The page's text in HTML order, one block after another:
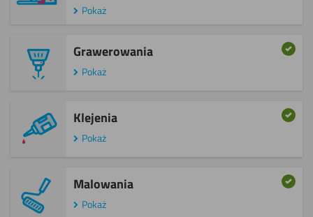
Pokaż
Grawerowania
Pokaż
Klejenia
Pokaż
Malowania
Pokaż